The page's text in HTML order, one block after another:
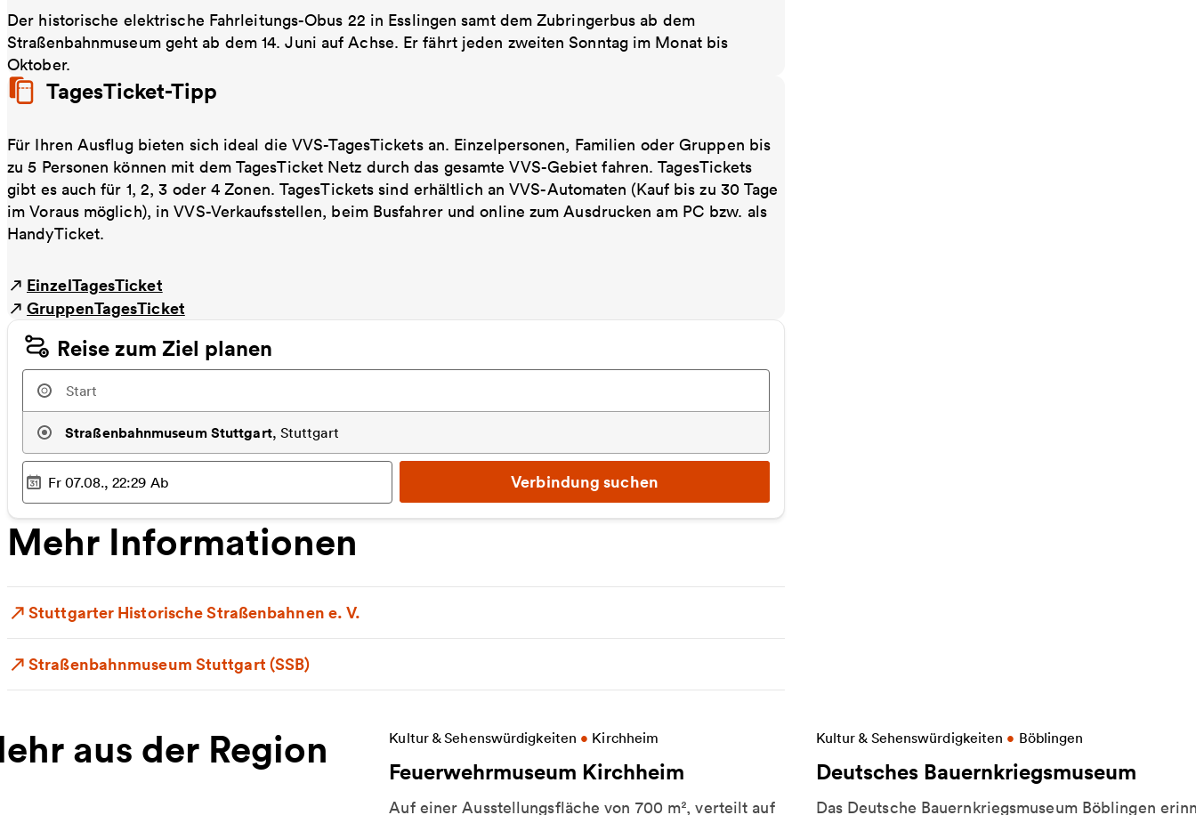
Der historische elektrische Fahrleitungs-Obus 22 in Esslingen samt dem Zubringerbus ab dem
Straßenbahnmuseum geht ab dem 14. Juni auf Achse. Er fährt jeden zweiten Sonntag im Monat bis
Oktober.
TagesTicket-Tipp
Für Ihren Ausflug bieten sich ideal die VVS-TagesTickets an. Einzelpersonen, Familien oder Gruppen bis
zu 5 Personen können mit dem TagesTicket Netz durch das gesamte VVS-Gebiet fahren. TagesTickets
gibt es auch für 1, 2, 3 oder 4 Zonen. TagesTickets sind erhältlich an VVS-Automaten (Kauf bis zu 30 Tage
im Voraus möglich), in VVS-Verkaufsstellen, beim Busfahrer und online zum Ausdrucken am PC bzw. als
HandyTicket.
EinzelTagesTicket
GruppenTagesTicket
Reise zum Ziel planen
Straßenbahnmuseum Stuttgart, Stuttgart
Ausgewählter Zeitpunkt
Fr 07.08., 22:29 Ab Verbindung suchen
Mehr Informationen
Stuttgarter Historische Straßenbahnen e. V.
Straßenbahnmuseum Stuttgart (SSB)
aus der Region Kultur & Sehenswürdigkeiten • Kirchheim
Feuerwehrmuseum Kirchheim
Auf einer Ausstellungsfläche von 700 m², verteilt auf
Weitere Informationen zu Feuerwehrmuseum Kirchheim Kultur & Sehenswürdigkeiten • Böblingen
Deutsches Bauernkriegsmuseum
Das Deutsche Bauernkriegsmuseum Böblingen
Weitere Informationen zu Deutsches